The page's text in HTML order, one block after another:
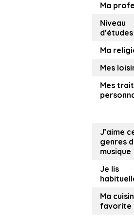
Ma
Niveau
d’études
Ma
Mes
Mes
J’aime
genres
musique
Je lis
Ma
favorite